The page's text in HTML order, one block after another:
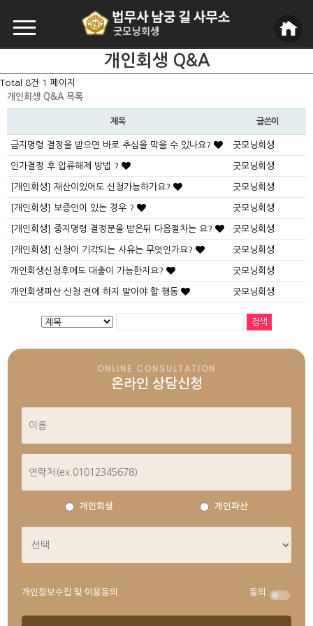
개인회생 Q&A
Total 8건
1 페이지
개인회생 Q&A 목록
제목 글쓴이
금지명령 결정을 받으면 바로 추심을 막을 수 있나요? 굿모닝회생
인가결정 후 압류해제 방법 ? 굿모닝회생
[개인회생] 재산이있어도 신청가능하가요? 굿모닝회생
[개인회생] 보증인이 있는 경우 ? 굿모닝회생
[개인회생] 중지명령 결정문을 받은뒤 다음절차는 요? 굿모닝회생
[개인회생] 신청이 기각되는 사유는 무엇인가요? 굿모닝회생
개인회생신청후에도 대출이 가능한지요? 굿모닝회생
개인회생파산 신청 전에 하지 말아야 할 행동 굿모닝회생
ONLINE CONSULTATION
온라인 상담신청
개인회생 개인파산
동의
개인정보수집 및 이용동의